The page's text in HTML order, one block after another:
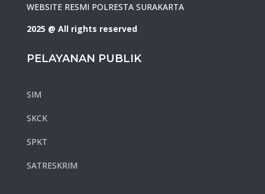
WEBSITE RESMI POLRESTA SURAKARTA
2025 @ All rights reserved
PELAYANAN PUBLIK
SIM
SKCK
SPKT
SATRESKRIM